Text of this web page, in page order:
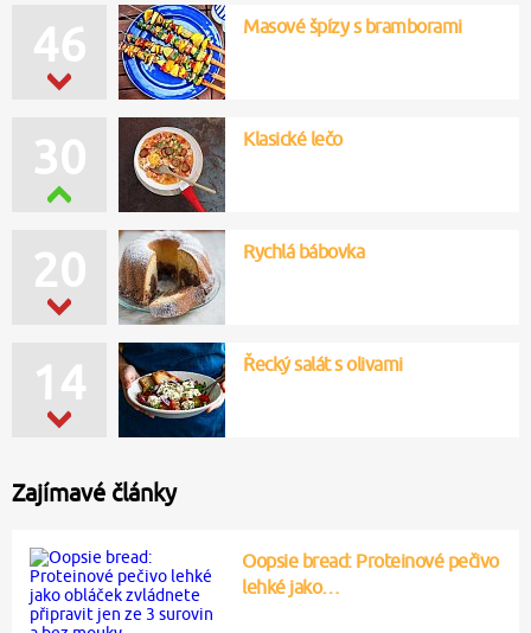
46 Masové špízy s bramborami
30 Klasické lečo
20 Rychlá bábovka
14 Řecký salát s olivami
Zajímavé články
Oopsie bread: Proteinové pečivo
lehké jako…